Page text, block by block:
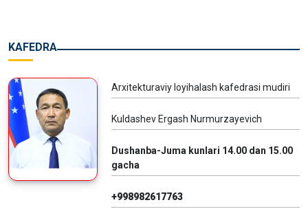
KAFEDRA
Arxitekturaviy loyihalash kafedrasi mudiri
Kuldashev Ergash Nurmurzayevich
Dushanba-Juma kunlari 14.00 dan 15.00
gacha
+998982617763